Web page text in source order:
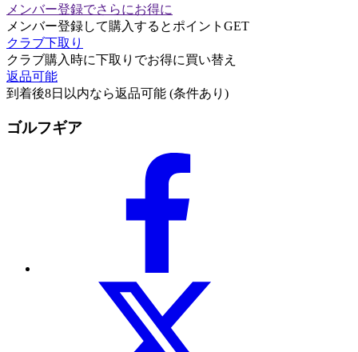
メンバー登録でさらにお得に
メンバー登録して購入するとポイントGET
クラブ下取り
クラブ購入時に下取りでお得に買い替え
返品可能
到着後8日以内なら返品可能 (条件あり)
ゴルフギア